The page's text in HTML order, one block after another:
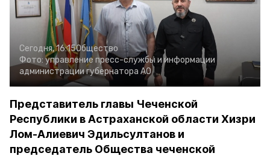
Сегодня, 16:15Общество
Фото: управление пресс-службы и информации
администрации губернатора АО
Представитель главы Чеченской
Республики в Астраханской области Хизри
Лом-Алиевич Эдильсултанов и
председатель Общества чеченской